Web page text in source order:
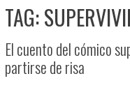
TAG:
El cuento del cómico
partirse de risa